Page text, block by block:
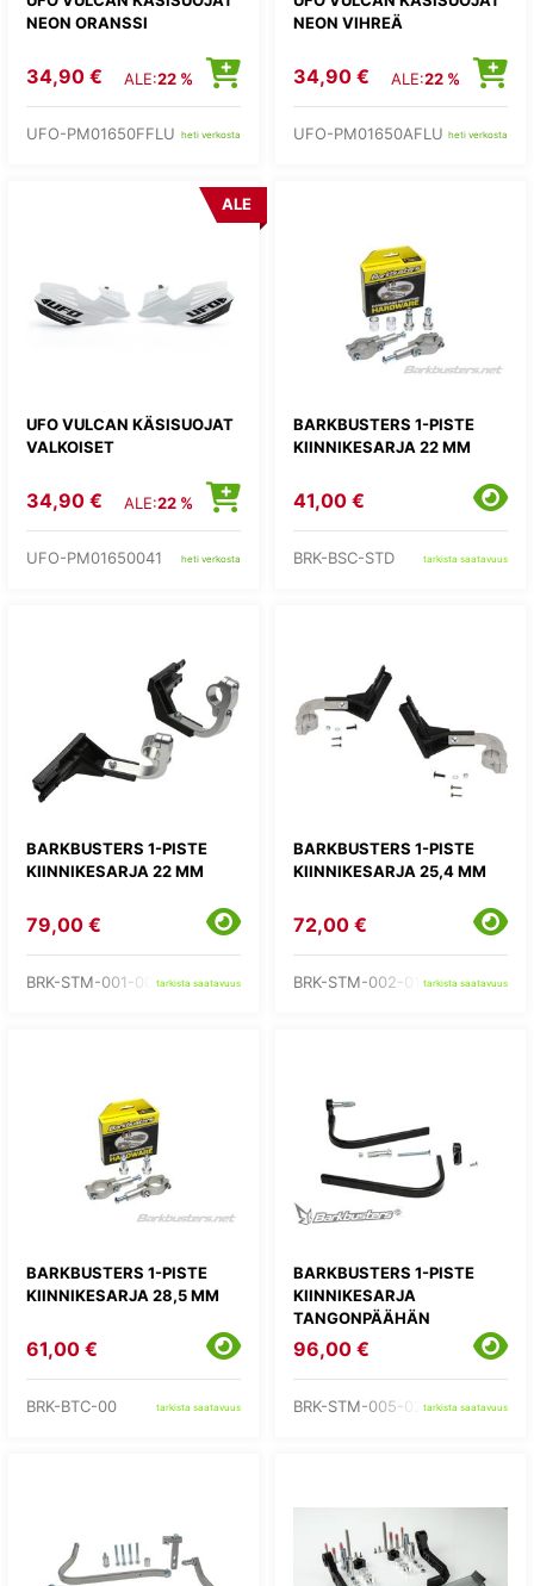
NEON ORANSSI
34,90 € ALE:22 %
UFO-PM01650FFLU heti verkosta
NEON VIHREÄ
34,90 € ALE:22 %
UFO-PM01650AFLU heti verkosta
UFO VULCAN KÄSISUOJAT
VALKOISET
ALE
34,90 € ALE:22 %
UFO-PM01650041 heti verkosta
BARKBUSTERS 1-PISTE
KIINNIKESARJA 22 MM
41,00 €
BRK-BSC-STD tarkista saatavuus
BARKBUSTERS 1-PISTE
KIINNIKESARJA 22 MM
79,00 €
BRK-STM-001-00-NPtarkista saatavuus
BARKBUSTERS 1-PISTE
KIINNIKESARJA 25,4 MM
72,00 €
BRK-STM-002-01-NPtarkista saatavuus
BARKBUSTERS 1-PISTE
KIINNIKESARJA 28,5 MM
61,00 €
BRK-BTC-00 tarkista saatavuus
BARKBUSTERS 1-PISTE
KIINNIKESARJA
TANGONPÄÄHÄN
96,00 €
BRK-STM-005-02-NPtarkista saatavuus